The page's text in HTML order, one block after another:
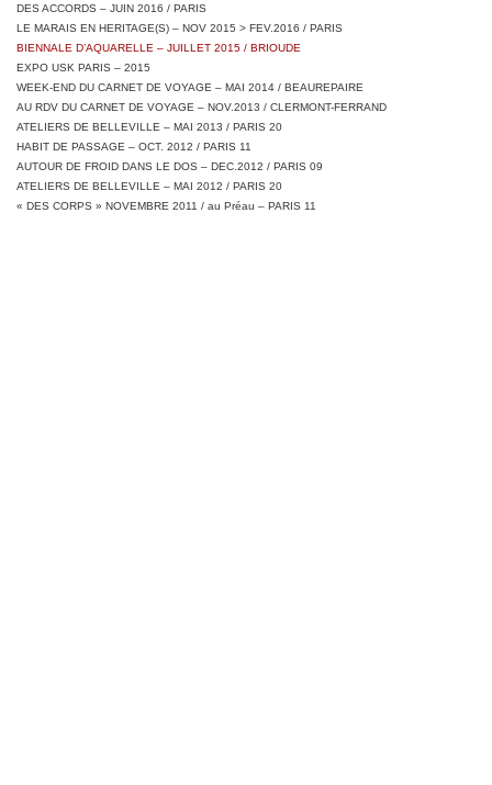
DES ACCORDS – JUIN 2016 / PARIS
LE MARAIS EN HERITAGE(S) – NOV 2015 > FEV.2016 / PARIS
BIENNALE D’AQUARELLE – JUILLET 2015 / BRIOUDE
EXPO USK PARIS – 2015
WEEK-END DU CARNET DE VOYAGE – MAI 2014 / BEAUREPAIRE
AU RDV DU CARNET DE VOYAGE – NOV.2013 / CLERMONT-FERRAND
ATELIERS DE BELLEVILLE – MAI 2013 / PARIS 20
HABIT DE PASSAGE – OCT. 2012 / PARIS 11
AUTOUR DE FROID DANS LE DOS – DEC.2012 / PARIS 09
ATELIERS DE BELLEVILLE – MAI 2012 / PARIS 20
« DES CORPS » NOVEMBRE 2011 / au Préau – PARIS 11